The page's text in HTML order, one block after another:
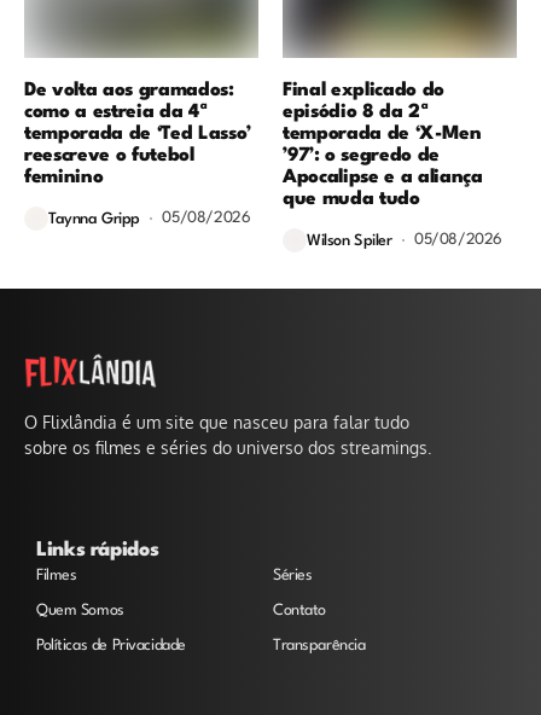
De volta aos gramados:
como a estreia da 4ª
temporada de ‘Ted Lasso’
reescreve o futebol
feminino
Taynna Gripp 05/08/2026
Final explicado do
episódio 8 da 2ª
temporada de ‘X-Men
’97’: o segredo de
Apocalipse e a aliança
que muda tudo
Wilson Spiler 05/08/2026
O Flixlândia é um site que nasceu para falar tudo
sobre os filmes e séries do universo dos streamings.
Links rápidos
Filmes Séries
Quem Somos Contato
Políticas de Privacidade Transparência